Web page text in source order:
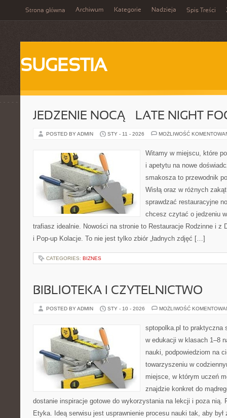
Strona główna Archiwum Kategorie Nadzieja Spis Treści
SUGESTIA
JEDZENIE NOCĄ – LATE NIGHT
POSTED BY ADMIN STY - 11 - 2026 MOŻLIWOŚĆ
Witamy w miejscu, które
i apetytu na nowe
smakosza to przewodnik
Wisłą oraz w różnych
sprawdzać restauracyjne
chcesz czytać o jedzeniu
trafiasz idealnie. Nowości na stronie to Restauracje Rodzinne i z
i Pop-up Kolacje. To nie jest tylko zbiór „ładnych zdjęć […]
CATEGORIES: BIZNES
BIBLIOTEKA I CZYTELNICTWO
POSTED BY ADMIN STY - 10 - 2026 MOŻLIWOŚĆ
sptopolka.pl to praktyczna
w edukacji w klasach 1–8
nauki, podpowiedziom na
towarzyszeniu w
miejsce, w którym uczeń
znajdzie konkret do
dostanie inspiracje gotowe do wykorzystania na lekcji i poza nią.
Etyka. Ideą serwisu jest usprawnienie procesu nauki tak, aby